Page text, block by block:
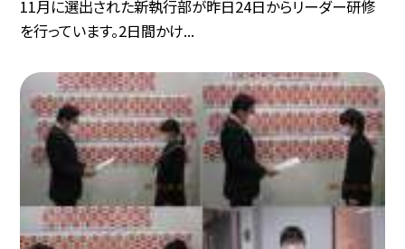
11月に選出された新執行部が昨日24日からリーダー研修
を行っています。2日間かけ...